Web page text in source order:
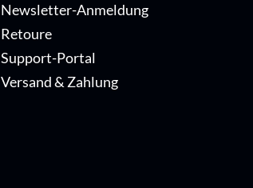
Newsletter-Anmeldung
Retoure
Support-Portal
Versand & Zahlung